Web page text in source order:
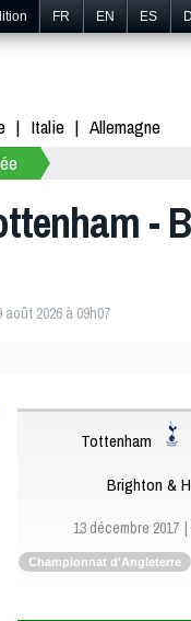
FR EN ES
Italie
Allemagne
-
2026 à 09h07
Tottenham
Brighton &
13 décembre 2017
Championnat d'Angleterre